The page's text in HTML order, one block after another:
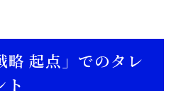
略 起点」でのタレ
ト